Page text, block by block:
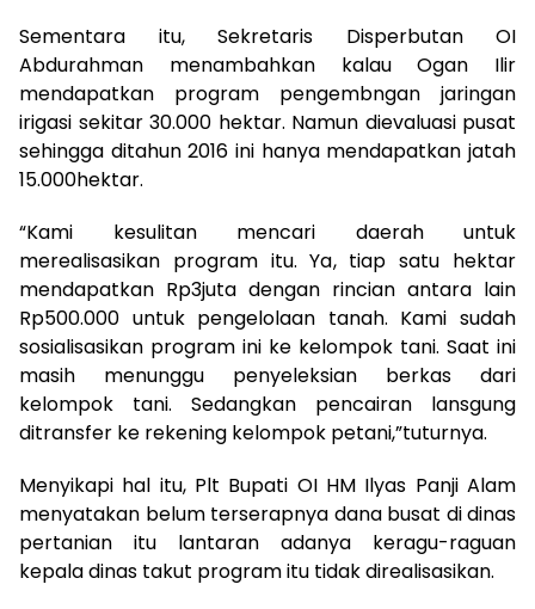
Sementara itu, Sekretaris Disperbutan OI
Abdurahman menambahkan kalau Ogan Ilir
mendapatkan program pengembngan jaringan
irigasi sekitar 30.000 hektar. Namun dievaluasi pusat
sehingga ditahun 2016 ini hanya mendapatkan jatah
15.000hektar.
“Kami kesulitan mencari daerah untuk
merealisasikan program itu. Ya, tiap satu hektar
mendapatkan Rp3juta dengan rincian antara lain
Rp500.000 untuk pengelolaan tanah. Kami sudah
sosialisasikan program ini ke kelompok tani. Saat ini
masih menunggu penyeleksian berkas dari
kelompok tani. Sedangkan pencairan lansgung
ditransfer ke rekening kelompok petani,”tuturnya.
Menyikapi hal itu, Plt Bupati OI HM Ilyas Panji Alam
menyatakan belum terserapnya dana busat di dinas
pertanian itu lantaran adanya keragu-raguan
kepala dinas takut program itu tidak direalisasikan.